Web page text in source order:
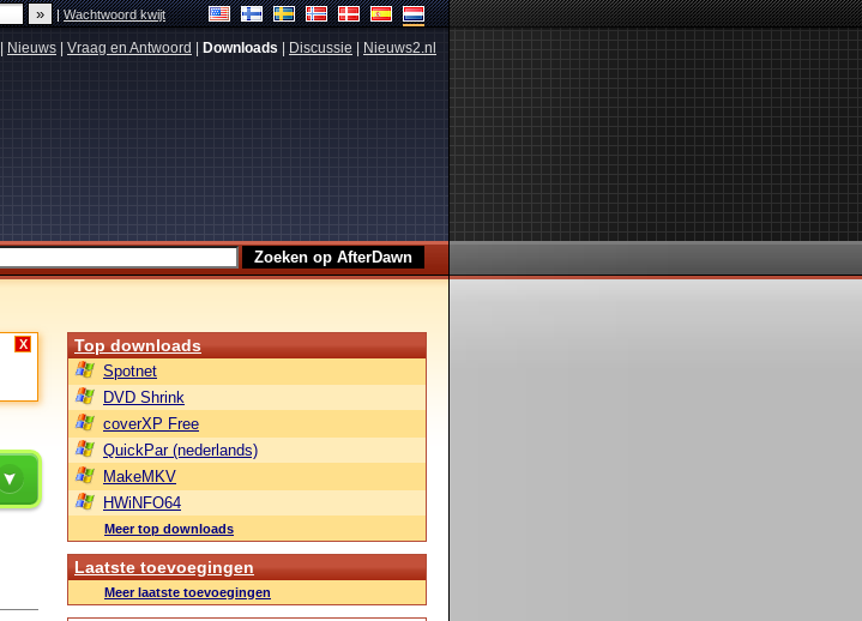
|Wachtwoord kwijt
Nieuws Vraag en Antwoord Downloads Discussie Nieuws2.nl
X Top downloads
Spotnet
DVD Shrink
coverXP Free
QuickPar (nederlands)
MakeMKV
HWiNFO64
Meer top downloads
Laatste toevoegingen
Meer laatste toevoegingen